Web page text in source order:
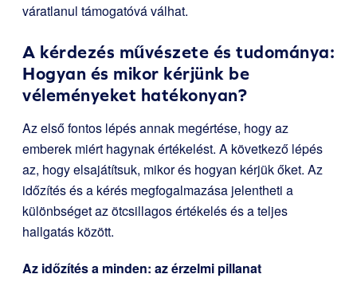
váratlanul támogatóvá válhat.
A kérdezés művészete és tudománya:
Hogyan és mikor kérjünk be
véleményeket hatékonyan?
Az első fontos lépés annak megértése, hogy az
emberek miért hagynak értékelést. A következő lépés
az, hogy elsajátítsuk, mikor és hogyan kérjük őket. Az
időzítés és a kérés megfogalmazása jelentheti a
különbséget az ötcsillagos értékelés és a teljes
hallgatás között.
Az időzítés a minden: az érzelmi pillanat